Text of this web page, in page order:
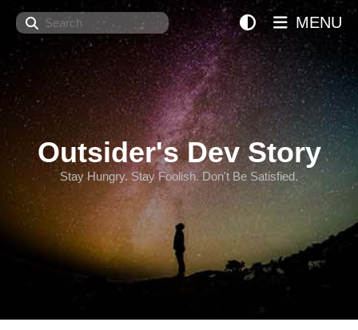
Search
Outsider's Dev Story
Stay Hungry. Stay Foolish. Don't Be Satisfied.
MENU